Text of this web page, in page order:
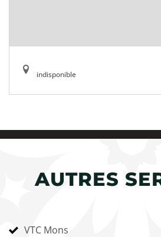
indisponible
AUTRES
VTC Mons